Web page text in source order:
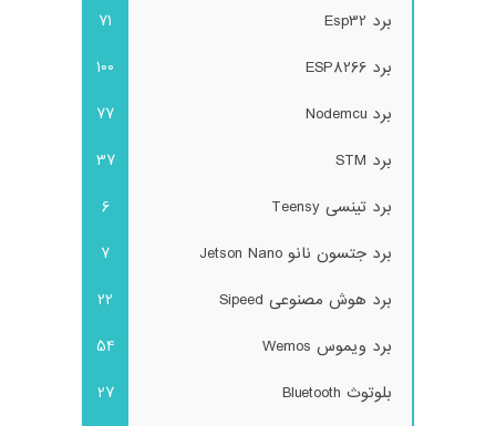
برد Esp32
71
برد ESP8266
100
برد Nodemcu
77
برد STM
37
برد تینسی Teensy
6
برد جتسون نانو Jetson Nano
7
برد هوش مصنوعی Sipeed
22
برد ویموس Wemos
54
بلوتوث Bluetooth
27